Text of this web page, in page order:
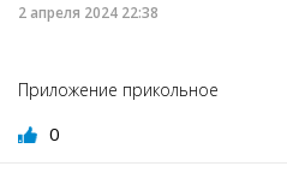
2 апреля 2024 22:38
Приложение прикольное
0